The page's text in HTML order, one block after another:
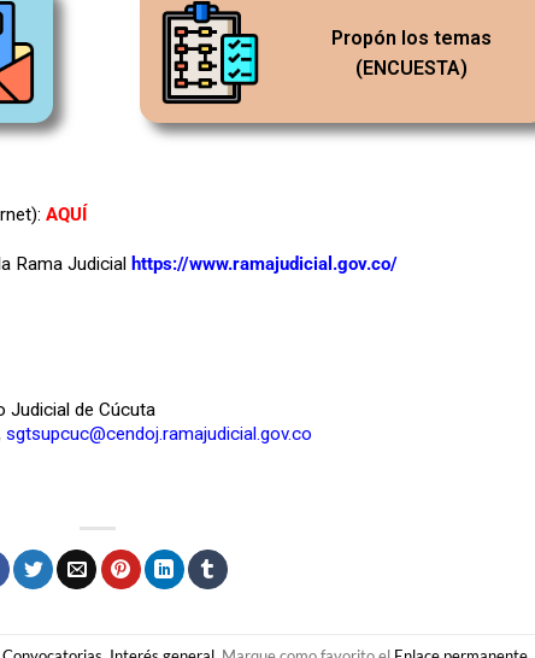
Propón los temas
(ENCUESTA)
AQUÍ
Rama Judicial https://www.ramajudicial.gov.co/
Judicial de Cúcuta
sgtsupcuc@cendoj.ramajudicial.gov.co